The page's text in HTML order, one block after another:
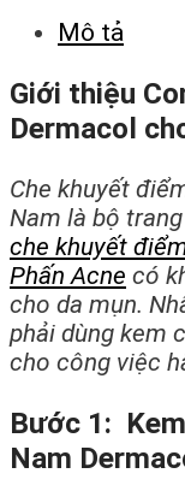
Mô tả
Giới thiệu
Dermacol
Che khuyết
Nam là bộ
che khuyết
Phấn Acne có
cho da mụn.
phải dùng kem
cho công việc
Bước 1:
Nam